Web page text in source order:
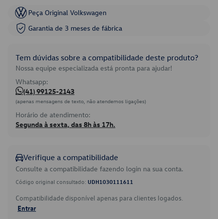
Peça Original Volkswagen
Garantia de 3 meses de fábrica
Tem dúvidas sobre a compatibilidade deste produto?
Nossa equipe especializada está pronta para ajudar!
Whatsapp:
(41) 99125-2143
(apenas mensagens de texto, não atendemos ligações)
Horário de atendimento:
Segunda à sexta, das 8h às 17h.
Verifique a compatibilidade
Consulte a compatibilidade fazendo login na sua conta.
Código original consultado: UDH1030111611
Compatibilidade disponível apenas para clientes logados.
Entrar